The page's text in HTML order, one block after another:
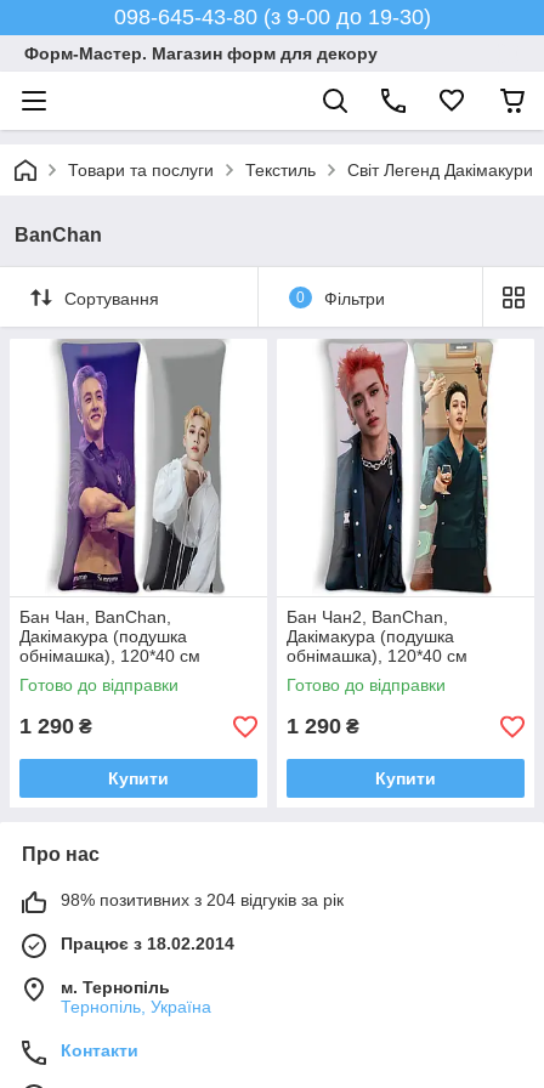
098-645-43-80 (з 9-00 до 19-30)
Форм-Мастер. Магазин форм для декору
Товари та послуги Текстиль Світ Легенд Дакімакури
BanChan
Сортування 0 Фільтри
Бан Чан, BanChan,
Дакімакура (подушка
обнімашка), 120*40 см
Готово до відправки
1 290 ₴
Купити
Бан Чан2, BanChan,
Дакімакура (подушка
обнімашка), 120*40 см
Готово до відправки
1 290 ₴
Купити
Про нас
98% позитивних з 204 відгуків за рік
Працює з 18.02.2014
м. Тернопіль
Тернопіль, Україна
Контакти